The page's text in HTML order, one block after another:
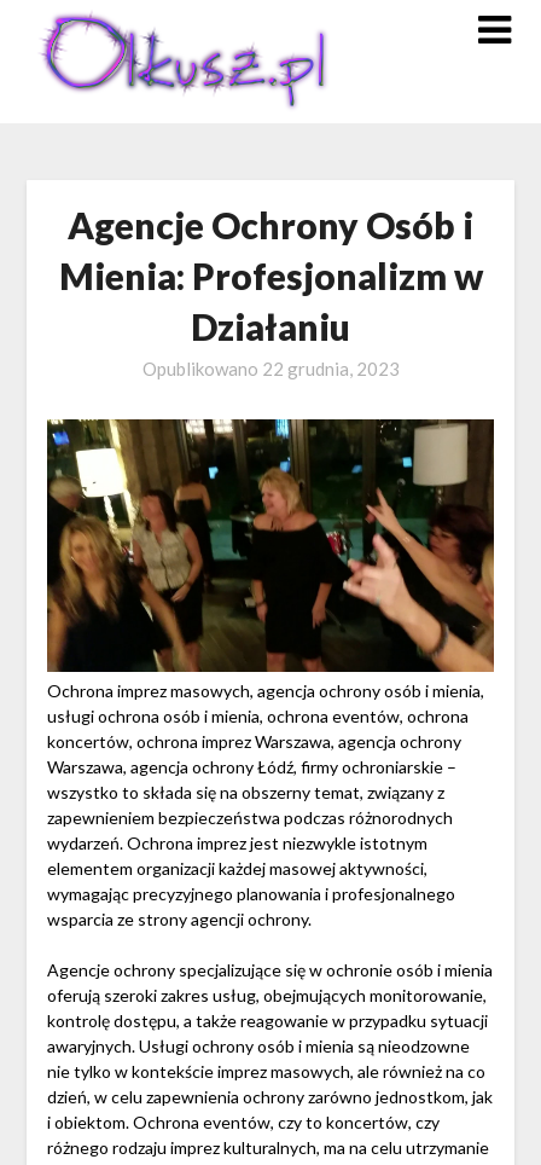
content
Agencje Ochrony Osób i
Mienia: Profesjonalizm w
Działaniu
Opublikowano 22 grudnia, 2023
Ochrona imprez masowych, agencja ochrony osób i mienia,
usługi ochrona osób i mienia, ochrona eventów, ochrona
koncertów, ochrona imprez Warszawa, agencja ochrony
Warszawa, agencja ochrony Łódź, firmy ochroniarskie –
wszystko to składa się na obszerny temat, związany z
zapewnieniem bezpieczeństwa podczas różnorodnych
wydarzeń. Ochrona imprez jest niezwykle istotnym
elementem organizacji każdej masowej aktywności,
wymagając precyzyjnego planowania i profesjonalnego
wsparcia ze strony agencji ochrony.
Agencje ochrony specjalizujące się w ochronie osób i mienia
oferują szeroki zakres usług, obejmujących monitorowanie,
kontrolę dostępu, a także reagowanie w przypadku sytuacji
awaryjnych. Usługi ochrony osób i mienia są nieodzowne
nie tylko w kontekście imprez masowych, ale również na co
dzień, w celu zapewnienia ochrony zarówno jednostkom, jak
i obiektom. Ochrona eventów, czy to koncertów, czy
różnego rodzaju imprez kulturalnych, ma na celu utrzymanie